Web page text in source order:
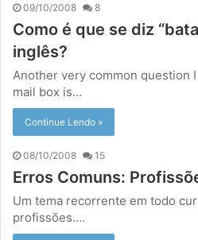
09/10/2008 8
Como é que se diz
inglês?
Another very common question
mail box is…
Continue Lendo »
08/10/2008 15
Erros Comuns:
Um tema recorrente em todo
profissões.…